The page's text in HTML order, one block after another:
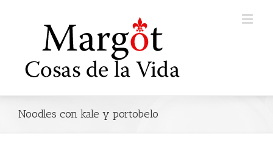
Noodles con kale y portobelo